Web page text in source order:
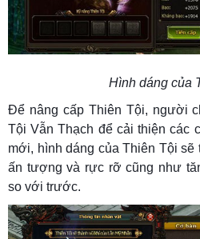
Hình dáng của
Để nâng cấp Thiên Tội, người
Tội Vẫn Thạch để cải thiện các
mới, hình dáng của Thiên Tội
ấn tượng và rực rỡ cũng như
so với trước.